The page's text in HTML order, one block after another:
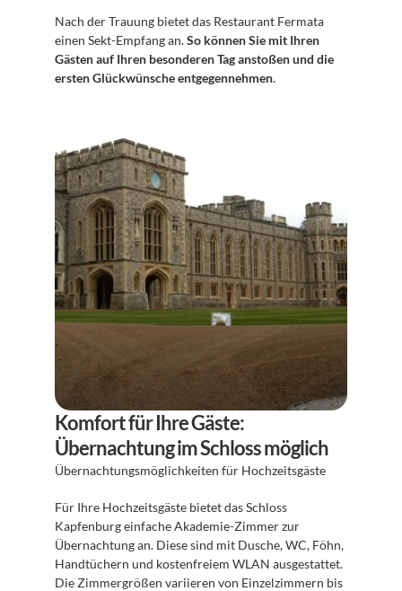
Nach der Trauung bietet das Restaurant Fermata
einen Sekt-Empfang an. So können Sie mit Ihren
Gästen auf Ihren besonderen Tag anstoßen und die
ersten Glückwünsche entgegennehmen.
Komfort für Ihre Gäste:
Übernachtung im Schloss möglich
Übernachtungsmöglichkeiten für Hochzeitsgäste
Für Ihre Hochzeitsgäste bietet das Schloss
Kapfenburg einfache Akademie-Zimmer zur
Übernachtung an. Diese sind mit Dusche, WC, Föhn,
Handtüchern und kostenfreiem WLAN ausgestattet.
Die Zimmergrößen variieren von Einzelzimmern bis